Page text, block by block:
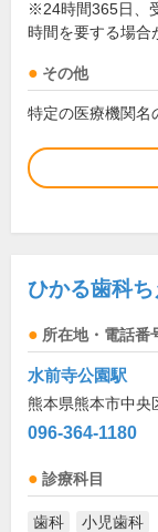
※24時間365日、
時間を要する場合
その他
特定の医療機関名
ひかる歯科
所在地・電話番
水前寺公園駅
熊本県熊本市中央
096-364-1180
診療科目
歯科 小児歯科